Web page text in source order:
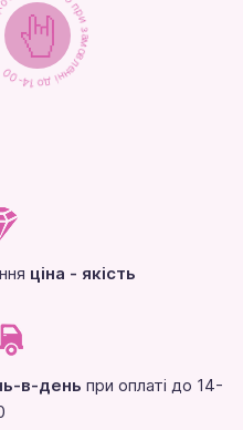
при замовленні до 14-00
ціна - якість
в-день при оплаті до 14-